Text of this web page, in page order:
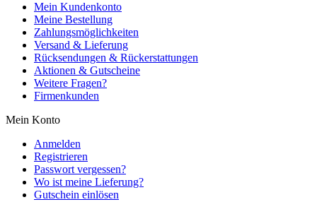
Mein Kundenkonto
Meine Bestellung
Zahlungsmöglichkeiten
Versand & Lieferung
Rücksendungen & Rückerstattungen
Aktionen & Gutscheine
Weitere Fragen?
Firmenkunden
Mein Konto
Anmelden
Registrieren
Passwort vergessen?
Wo ist meine Lieferung?
Gutschein einlösen